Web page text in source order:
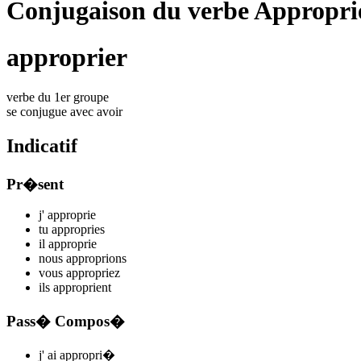
Conjugaison du verbe
approprier
verbe du 1er groupe
se conjugue avec avoir
Indicatif
Pr�sent
j' approprie
tu appropries
il approprie
nous approprions
vous appropriez
ils approprient
Pass� Compos�
j' ai appropri�